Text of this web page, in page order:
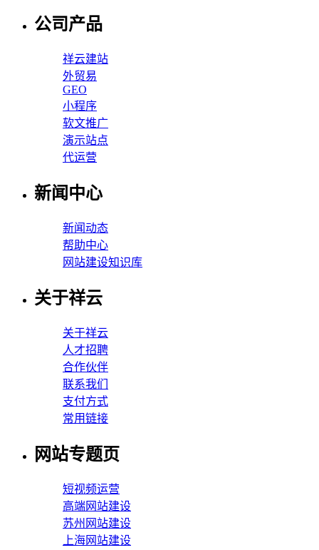
公司产品
祥云建站
外贸易
GEO
小程序
软文推广
演示站点
代运营
新闻中心
新闻动态
帮助中心
网站建设知识库
关于祥云
关于祥云
人才招聘
合作伙伴
联系我们
支付方式
常用链接
网站专题页
短视频运营
高端网站建设
苏州网站建设
上海网站建设